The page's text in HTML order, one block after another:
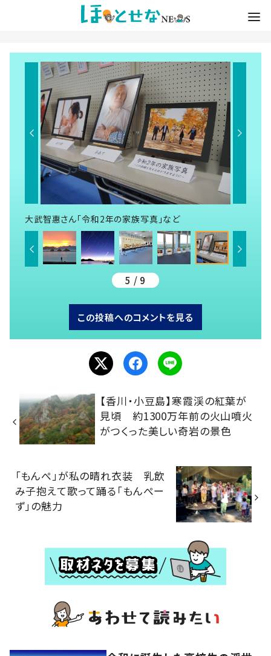
大武智惠さん「令和2年の家族写真」など
5 / 9
この投稿へのコメントを見る
【香川・小豆島】寒霞渓の紅葉が
見頃 約1300万年前の火山噴火
がつくった美しい奇岩の景色
「もんぺ」が私の晴れ衣装 乳飲
み子抱えて歌って踊る「もんぺー
ず」の魅力